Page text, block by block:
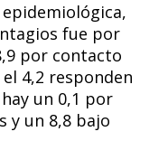
fue por
por contacto
4,2 responden
un 0,1 por
y un 8,8 bajo